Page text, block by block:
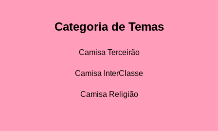
Categoria de Temas
Camisa Terceirão
Camisa InterClasse
Camisa Religião